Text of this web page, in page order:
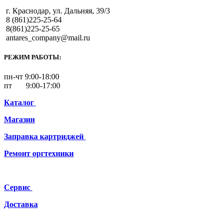
г. Краснодар, ул. Дальняя, 39/3
8 (861)225-25-64
8(861)225-25-65
antares_company@mail.ru
РЕЖИМ РАБОТЫ:
пн-чт 9:00-18:00
пт 9:00-17:00
Каталог
Магазин
Заправка картриджей
Ремонт оргтехники
Сервис
Доставка